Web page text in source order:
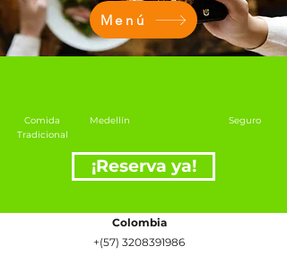
Menú
Comida
Tradicional
Medellín Seguro
¡Reserva ya!
Colombia
+(57) 3208391986